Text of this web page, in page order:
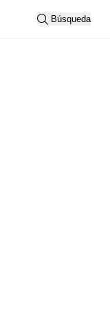
Búsqueda